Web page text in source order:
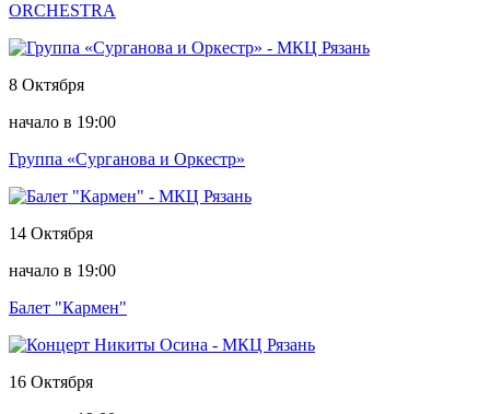
ORCHESTRA
8 Октября
начало в 19:00
Группа «Сурганова и Оркестр»
14 Октября
начало в 19:00
Балет "Кармен"
16 Октября